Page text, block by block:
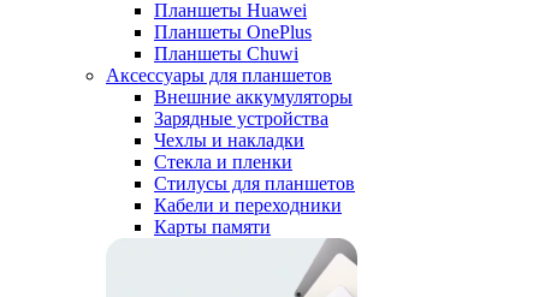
Планшеты Huawei
Планшеты OnePlus
Планшеты Chuwi
Аксессуары для планшетов
Внешние аккумуляторы
Зарядные устройства
Чехлы и накладки
Стекла и пленки
Стилусы для планшетов
Кабели и переходники
Карты памяти